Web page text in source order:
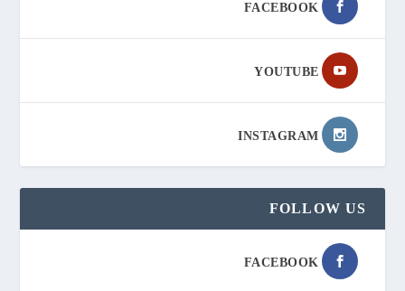
FACEBOOK
YOUTUBE
INSTAGRAM
FOLLOW US
FACEBOOK